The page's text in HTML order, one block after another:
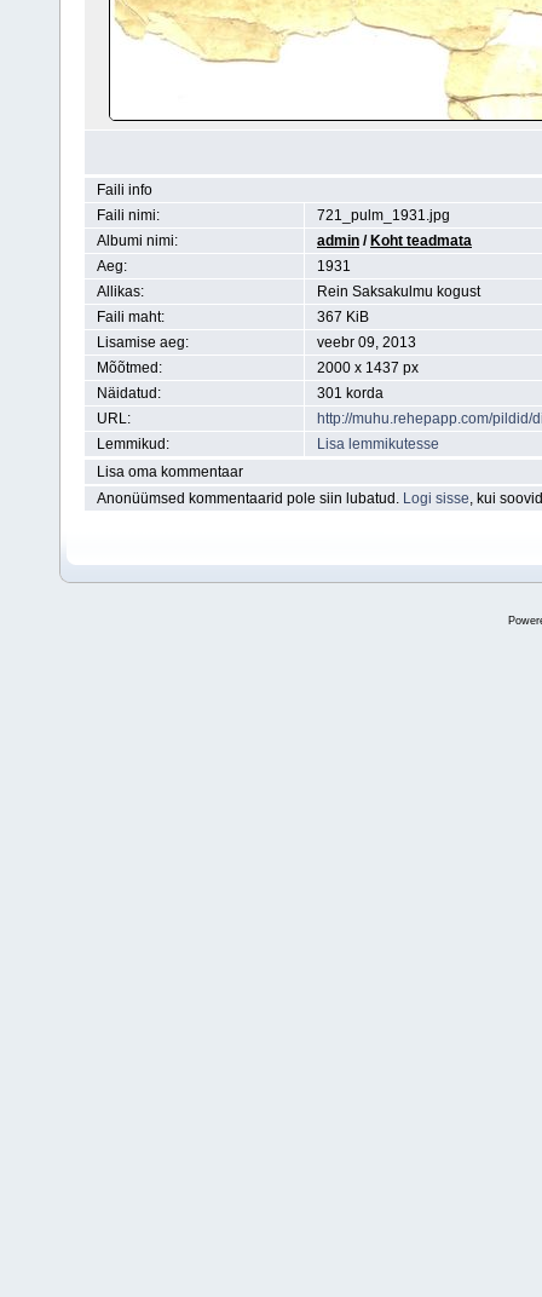
Faili info
Faili nimi:
721_pulm_1931.jpg
Albumi nimi:
admin / Koht teadmata
Aeg:
1931
Allikas:
Rein Saksakulmu kogust
Faili maht:
367 KiB
Lisamise aeg:
veebr 09, 2013
Mõõtmed:
2000 x 1437 px
Näidatud:
301 korda
URL:
http://muhu.rehepapp.com/
Lemmikud:
Lisa lemmikutesse
Lisa oma kommentaar
Anonüümsed kommentaarid pole siin lubatud. Logi sisse, kui